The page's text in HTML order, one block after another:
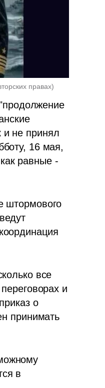
правах)
не принял
16 мая,
равные -
штормового
все
и
о
принимать
в